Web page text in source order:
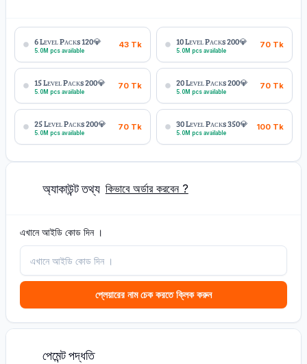
6 Lᴇᴠᴇʟ Pᴀᴄᴋs 120💎
5.0M pcs available
43 Tk 10 Lᴇᴠᴇʟ Pᴀᴄᴋs 200💎
5.0M pcs available
70 Tk
15 Lᴇᴠᴇʟ Pᴀᴄᴋs 200💎
5.0M pcs available
70 Tk 20 Lᴇᴠᴇʟ Pᴀᴄᴋs 200💎
5.0M pcs available
70 Tk
25 Lᴇᴠᴇʟ Pᴀᴄᴋs 200💎
5.0M pcs available
70 Tk 30 Lᴇᴠᴇʟ Pᴀᴄᴋs 350💎
5.0M pcs available
100 Tk
অ্যাকাউন্ট তথ্য কিভাবে অর্ডার করবেন ?
এখানে আইডি কোড দিন ।
প্লেয়ারের নাম চেক করতে ক্লিক করুন
পেমেন্ট পদ্ধতি